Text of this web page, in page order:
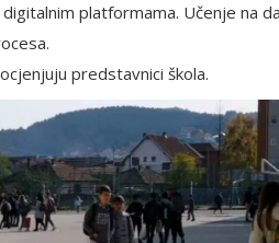
platformama. Učenje na
predstavnici škola.